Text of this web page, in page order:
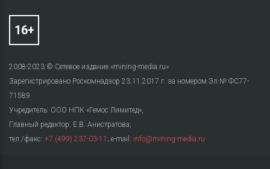
2008-2023 © Сетевое издание «mining-media.ru»
Зарегистрировано Роскомнадзор 23.11.2017 г. за номером Эл № ФС77-
71589
Учредитель: ООО НПК «Гемос Лимитед»,
Главный редактор: Е.В. Анистратова,
тел./факс: +7 (499) 237-03-11 ; e-mail: info@mining-media.ru